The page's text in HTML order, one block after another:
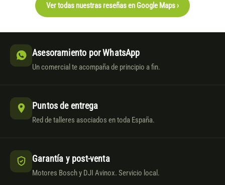
Ver todas nuestras reseñas en Google Maps ›
Asesoramiento por WhatsApp
Un comercial te acompaña de principio a fin.
Puntos de entrega
Red de talleres asociados en toda España.
Garantía y post-venta
Motores Bosch y DJI Avinox. Servicio local.